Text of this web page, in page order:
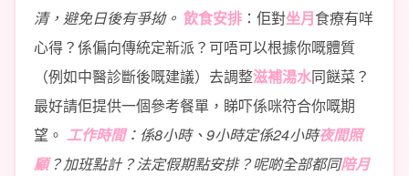
清，避免日後有爭拗。 飲食安排 ：佢對坐月食療有咩
心得？係偏向傳統定新派？可唔可以根據你嘅體質
（例如中醫診斷後嘅建議）去調整滋補湯水同餸菜？
最好請佢提供一個參考餐單，睇吓係咪符合你嘅期
望。 工作時間：係8小時、9小時定係24小時夜間照
顧？加班點計？法定假期點安排？呢啲全部都同陪月